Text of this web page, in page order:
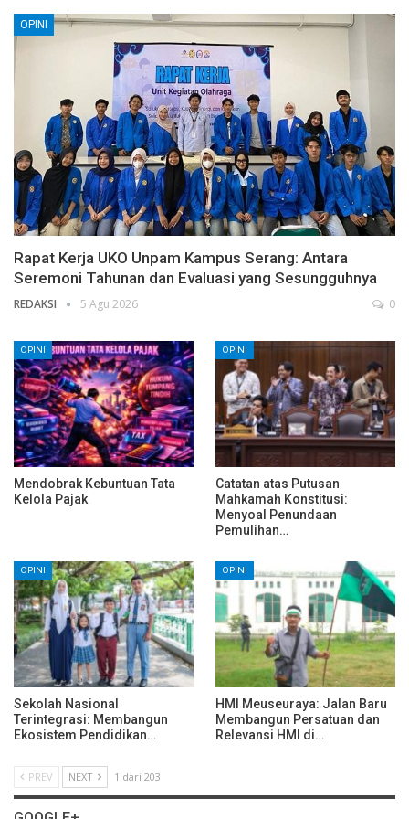
OPINI
Rapat Kerja UKO Unpam Kampus Serang: Antara
Seremoni Tahunan dan Evaluasi yang Sesungguhnya
REDAKSI 5 Agu 2026 0
OPINI
Mendobrak Kebuntuan Tata
Kelola Pajak
OPINI
Catatan atas Putusan
Mahkamah Konstitusi:
Menyoal Penundaan
Pemulihan…
OPINI
Sekolah Nasional
Terintegrasi: Membangun
Ekosistem Pendidikan…
OPINI
HMI Meuseuraya: Jalan Baru
Membangun Persatuan dan
Relevansi HMI di…
PREV NEXT 1 dari 203